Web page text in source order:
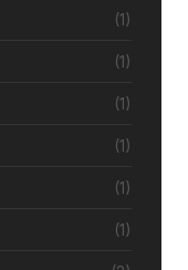
(1)
(1)
(1)
(1)
(1)
(1)